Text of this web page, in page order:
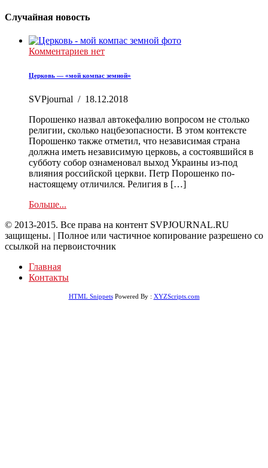
Случайная новость
Комментариев нет
Церковь — «мой компас земной»
SVPjournal / 18.12.2018
Порошенко назвал автокефалию вопросом не столько
религии, сколько нацбезопасности. В этом контексте
Порошенко также отметил, что независимая страна
должна иметь независимую церковь, а состоявшийся в
субботу собор ознаменовал выход Украины из-под
влияния российской церкви. Петр Порошенко по-
настоящему отличился. Религия в […]
Больше...
© 2013-2015. Все права на контент SVPJOURNAL.RU
защищены. | Полное или частичное копирование разрешено со
ссылкой на первоисточник
Главная
Контакты
HTML SnippetsPowered By : XYZScripts.com